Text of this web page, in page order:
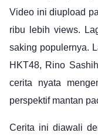
Video ini diupload
ribu lebih views.
saking populernya.
HKT48, Rino
cerita nyata
perspektif mantan
Cerita ini diawali